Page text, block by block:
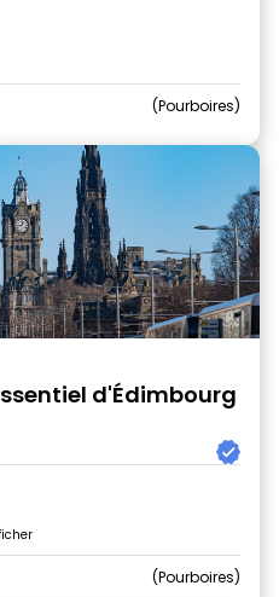
Pourboires
d'Édimbourg
Pourboires